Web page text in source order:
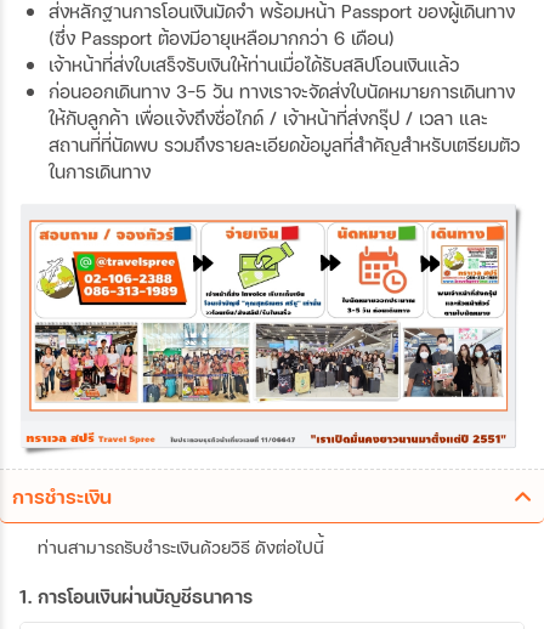
ส่งหลักฐานการโอนเงินมัดจำ พร้อมหน้า Passport ของผู้เดินทาง
(ซึ่ง Passport ต้องมีอายุเหลือมากกว่า 6 เดือน)
เจ้าหน้าที่ส่งใบเสร็จรับเงินให้ท่านเมื่อได้รับสลิปโอนเงินแล้ว
ก่อนออกเดินทาง 3-5 วัน ทางเราจะจัดส่งใบนัดหมายการเดินทาง
ให้กับลูกค้า เพื่อแจ้งถึงชื่อไกด์ / เจ้าหน้าที่ส่งกรุ๊ป / เวลา และ
สถานที่ที่นัดพบ รวมถึงรายละเอียดข้อมูลที่สำคัญสำหรับเตรียมตัว
ในการเดินทาง
การชำระเงิน
ท่านสามารถรับชำระเงินด้วยวิธี ดังต่อไปนี้
1. การโอนเงินผ่านบัญชีธนาคาร